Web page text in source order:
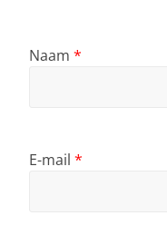
Naam *
E-mail *